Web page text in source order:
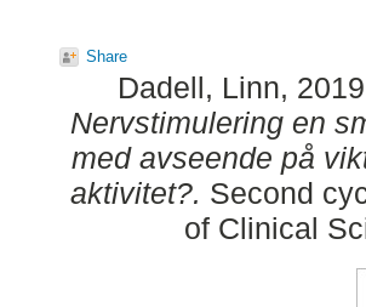
Share
Dadell, Linn,
Nervstimulering en
med avseende på
aktivitet?. Second
of Clinical